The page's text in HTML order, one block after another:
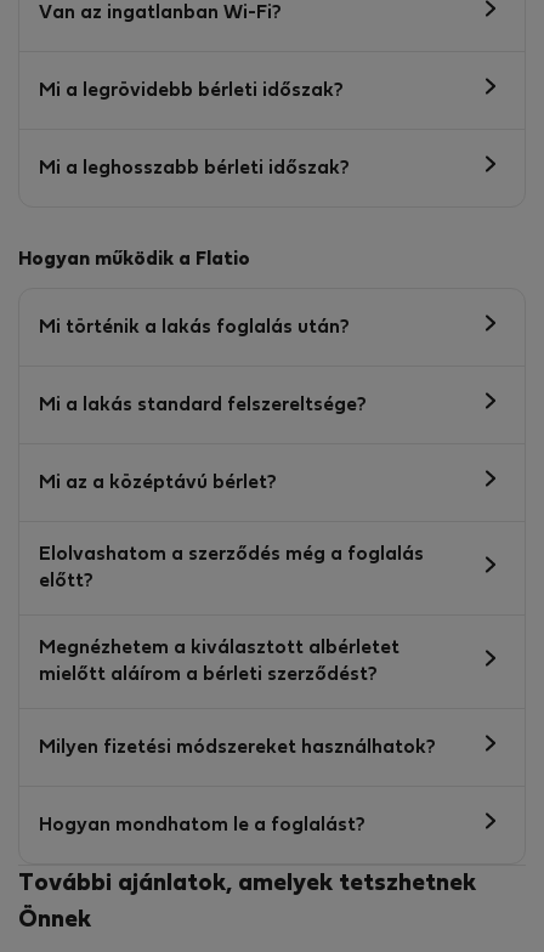
Van az ingatlanban Wi-Fi?
Mi a legrövidebb bérleti időszak?
Mi a leghosszabb bérleti időszak?
Hogyan működik a Flatio
Mi történik a lakás foglalás után?
Mi a lakás standard felszereltsége?
Mi az a középtávú bérlet?
Elolvashatom a szerződés még a foglalás
előtt?
Megnézhetem a kiválasztott albérletet
mielőtt aláírom a bérleti szerződést?
Milyen fizetési módszereket használhatok?
Hogyan mondhatom le a foglalást?
További ajánlatok, amelyek tetszhetnek
Önnek